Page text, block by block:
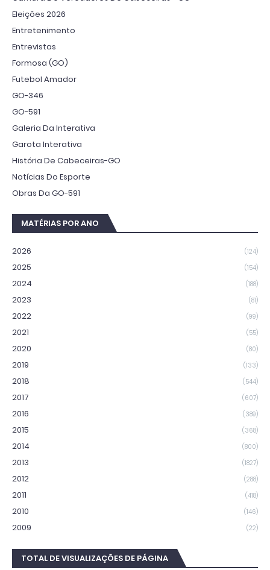
Eleições 2026
Entretenimento
Entrevistas
Formosa (GO)
Futebol Amador
GO-346
GO-591
Galeria Da Interativa
Garota Interativa
História De Cabeceiras-GO
Notícias Do Esporte
Obras Da GO-591
MATÉRIAS POR ANO
2026 (124)
2025 (154)
2024 (188)
2023 (81)
2022 (99)
2021 (55)
2020 (80)
2019 (133)
2018 (544)
2017 (607)
2016 (389)
2015 (368)
2014 (800)
2013 (1827)
2012 (288)
2011 (418)
2010 (146)
2009 (22)
TOTAL DE VISUALIZAÇÕES DE PÁGINA